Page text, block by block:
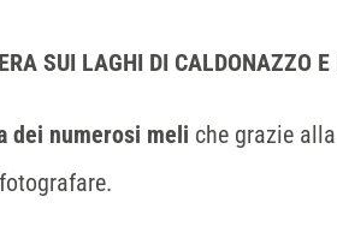
SUI LAGHI DI CALDONAZZO E
dei numerosi meli che grazie